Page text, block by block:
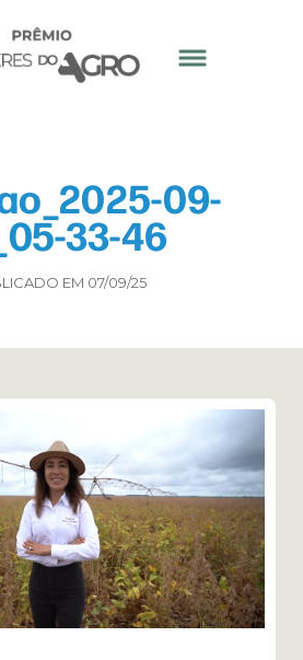
09-
33-46
EM 07/09/25